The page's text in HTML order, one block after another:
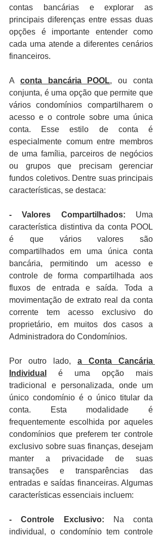
contas bancárias e explorar as
principais diferenças entre essas duas
opções é importante entender como
cada uma atende a diferentes cenários
financeiros.
A conta bancária POOL, ou conta
conjunta, é uma opção que permite que
vários condomínios compartilharem o
acesso e o controle sobre uma única
conta. Esse estilo de conta é
especialmente comum entre membros
de uma família, parceiros de negócios
ou grupos que precisam gerenciar
fundos coletivos. Dentre suas principais
características, se destaca:
- Valores Compartilhados: Uma
característica distintiva da conta POOL
é que vários valores são
compartilhados em uma única conta
bancária, permitindo um acesso e
controle de forma compartilhada aos
fluxos de entrada e saída. Toda a
movimentação de extrato real da conta
corrente tem acesso exclusivo do
proprietário, em muitos dos casos a
Administradora do Condomínios.
Por outro lado, a Conta Cancária
Individual
é uma opção mais
tradicional e personalizada, onde um
único condomínio é o único titular da
conta. Esta modalidade é
frequentemente escolhida por aqueles
condomínios que preferem ter controle
exclusivo sobre suas finanças, desejam
manter a privacidade de suas
transações e transparências das
entradas e saídas financeiras. Algumas
características essenciais incluem:
- Controle Exclusivo: Na conta
individual, o condomínio tem controle